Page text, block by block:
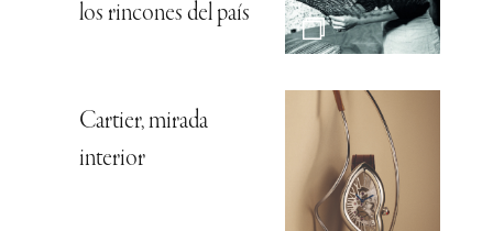
los rincones del país
Cartier, mirada
interior